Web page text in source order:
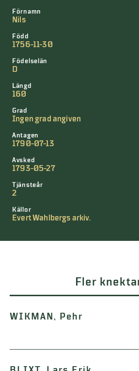
Förnamn
Nils
Född
1756-11-30
Födelselän
D
Längd
160
Grad
Ingen grad angiven
Antagen
1790-07-13
Avsked
1793-05-27
Tjänsteår
2
Källor
Evert Wahlbergs arkiv.
Fler
WIKMAN, Pehr